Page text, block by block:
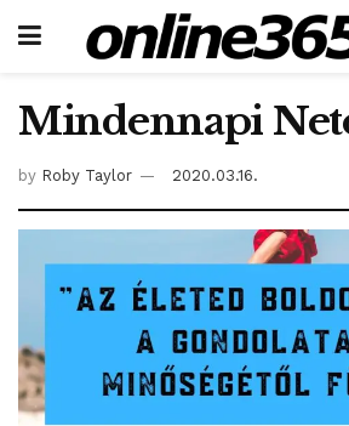
Mindennapi
by Roby Taylor 2020.03.16.